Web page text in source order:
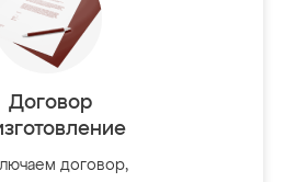
Договор
договор,